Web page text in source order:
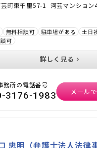
芸町東千里57-1 河芸マンション
無料相談可 駐車場がある
土日
可
詳しく見る
務所の電話番号
3176-1983 メール
忠明（弁護士法人法律